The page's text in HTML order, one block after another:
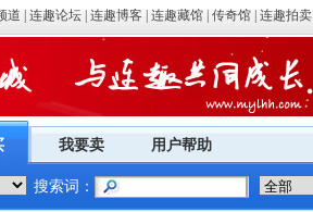
道 连趣论坛 连趣博客 连趣藏馆 传奇馆 连趣拍卖
我要卖 用户帮助
搜索词：